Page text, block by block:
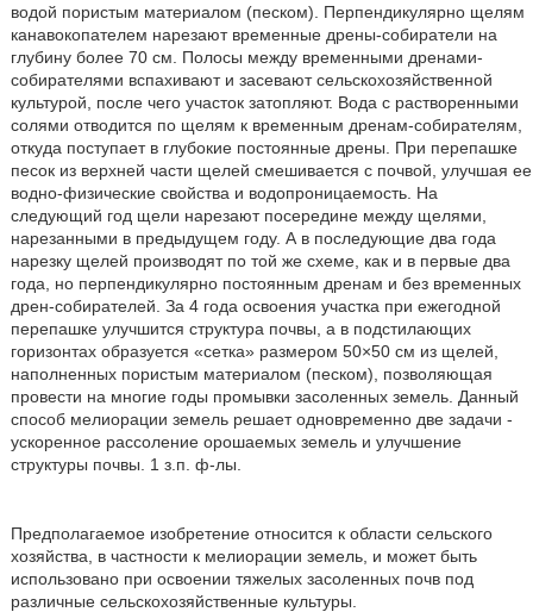
водой пористым материалом (песком). Перпендикулярно щелям
канавокопателем нарезают временные дрены-собиратели на
глубину более 70 см. Полосы между временными дренами-
собирателями вспахивают и засевают сельскохозяйственной
культурой, после чего участок затопляют. Вода с растворенными
солями отводится по щелям к временным дренам-собирателям,
откуда поступает в глубокие постоянные дрены. При перепашке
песок из верхней части щелей смешивается с почвой, улучшая ее
водно-физические свойства и водопроницаемость. На
следующий год щели нарезают посередине между щелями,
нарезанными в предыдущем году. А в последующие два года
нарезку щелей производят по той же схеме, как и в первые два
года, но перпендикулярно постоянным дренам и без временных
дрен-собирателей. За 4 года освоения участка при ежегодной
перепашке улучшится структура почвы, а в подстилающих
горизонтах образуется «сетка» размером 50×50 см из щелей,
наполненных пористым материалом (песком), позволяющая
провести на многие годы промывки засоленных земель. Данный
способ мелиорации земель решает одновременно две задачи -
ускоренное рассоление орошаемых земель и улучшение
структуры почвы. 1 з.п. ф-лы.
Предполагаемое изобретение относится к области сельского
хозяйства, в частности к мелиорации земель, и может быть
использовано при освоении тяжелых засоленных почв под
различные сельскохозяйственные культуры.